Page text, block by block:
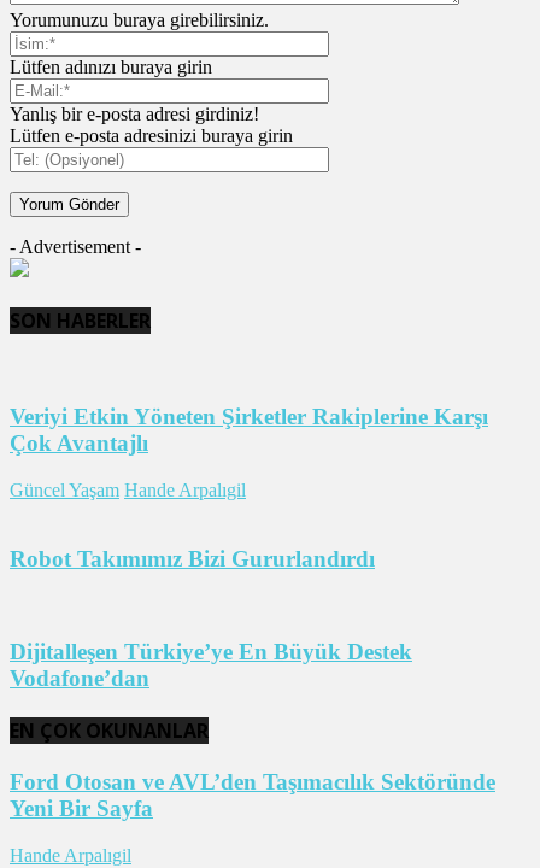
Yorumunuzu buraya girebilirsiniz.
Lütfen adınızı buraya girin
Yanlış bir e-posta adresi girdiniz!
Lütfen e-posta adresinizi buraya girin
- Advertisement -
SON HABERLER
Veriyi Etkin Yöneten Şirketler Rakiplerine Karşı
Çok Avantajlı
Güncel Yaşam Hande Arpalıgil
Robot Takımımız Bizi Gururlandırdı
Dijitalleşen Türkiye’ye En Büyük Destek
Vodafone’dan
EN ÇOK OKUNANLAR
Ford Otosan ve AVL’den Taşımacılık Sektöründe
Yeni Bir Sayfa
Hande Arpalıgil